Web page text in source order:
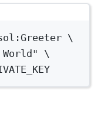
\
\